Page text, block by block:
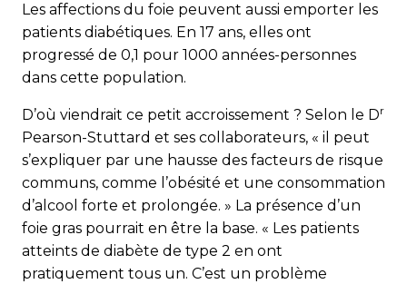
Les affections du foie peuvent aussi emporter les
patients diabétiques. En 17 ans, elles ont
progressé de 0,1 pour 1000 années-personnes
dans cette population.
D’où viendrait ce petit accroissement ? Selon le Dr
Pearson-Stuttard et ses collaborateurs, « il peut
s’expliquer par une hausse des facteurs de risque
communs, comme l’obésité et une consommation
d’alcool forte et prolongée. » La présence d’un
foie gras pourrait en être la base. « Les patients
atteints de diabète de type 2 en ont
pratiquement tous un. C’est un problème